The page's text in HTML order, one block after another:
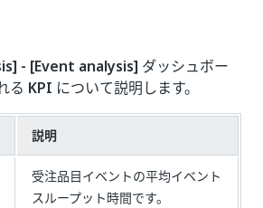
- [Event analysis] ダッシュボー
る KPI について説明します。
説明
受注品目イベントの平均イベント
スループット時間です。